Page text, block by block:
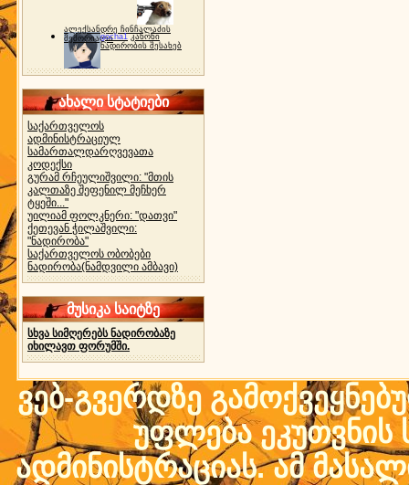
ალექსანდრე ჩინჩალაძის
მემორიალიgocha1 კანონი
ნადირობის შესახებ
ახალი სტატიები
საქართველოს
ადმინისტრაციულ
სამართალდარღვევათა
კოდექსი
გურამ რჩეულიშვილი: "მთის
კალთაზე შეფენილ მეჩხერ
ტყეში..."
უილიამ ფოლკნერი: "დათვი"
ქეთევან ჭილაშვილი:
"ნადირობა"
საქართველოს ობობები
ნადირობა(ნამდვილი ამბავი)
მუსიკა საიტზე
სხვა სიმღერებს ნადირობაზე
იხილავთ ფორუმში.
ვებ-გვერდზე
უფლება ეკუთვნის
ადმინისტრაციას. ამ